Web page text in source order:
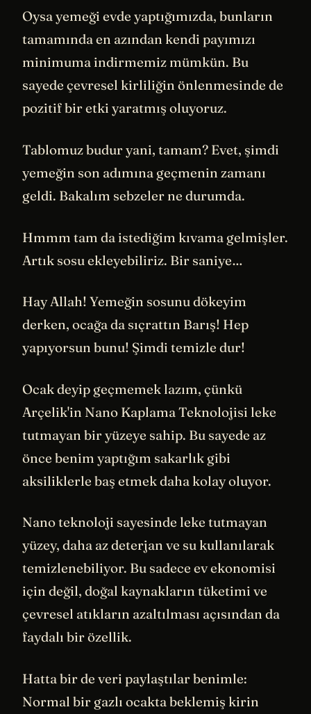
Oysa yemeği evde yaptığımızda, bunların
tamamında en azından kendi payımızı
minimuma indirmemiz mümkün. Bu
sayede çevresel kirliliğin önlenmesinde de
pozitif bir etki yaratmış oluyoruz.
Tablomuz budur yani, tamam? Evet, şimdi
yemeğin son adımına geçmenin zamanı
geldi. Bakalım sebzeler ne durumda.
Hmmm tam da istediğim kıvama gelmişler.
Artık sosu ekleyebiliriz. Bir saniye…
Hay Allah! Yemeğin sosunu dökeyim
derken, ocağa da sıçrattın Barış! Hep
yapıyorsun bunu! Şimdi temizle dur!
Ocak deyip geçmemek lazım, çünkü
Arçelik'in Nano Kaplama Teknolojisi leke
tutmayan bir yüzeye sahip. Bu sayede az
önce benim yaptığım sakarlık gibi
aksiliklerle baş etmek daha kolay oluyor.
Nano teknoloji sayesinde leke tutmayan
yüzey, daha az deterjan ve su kullanılarak
temizlenebiliyor. Bu sadece ev ekonomisi
için değil, doğal kaynakların tüketimi ve
çevresel atıkların azaltılması açısından da
faydalı bir özellik.
Hatta bir de veri paylaştılar benimle:
Normal bir gazlı ocakta beklemiş kirin